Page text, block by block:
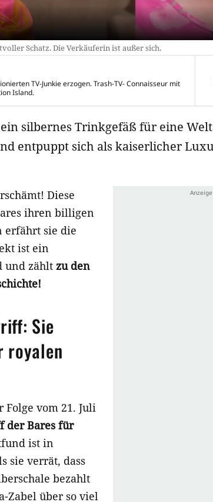
Schatz. Die Verkäuferin ist außer sich.
TV-Junkie erzogen. Trash-TV- Connaisseur mit
Island.
silbernes Trinkgefäß für eine
entpuppt sich als kaiserlicher
Diese
ihren billigen
erfährt sie die
ist ein
und zählt zu den
Sie
royalen
vom 21. Juli
der Bares für
ist in
sie verrät, dass
bezahlt
Zabel über so viel